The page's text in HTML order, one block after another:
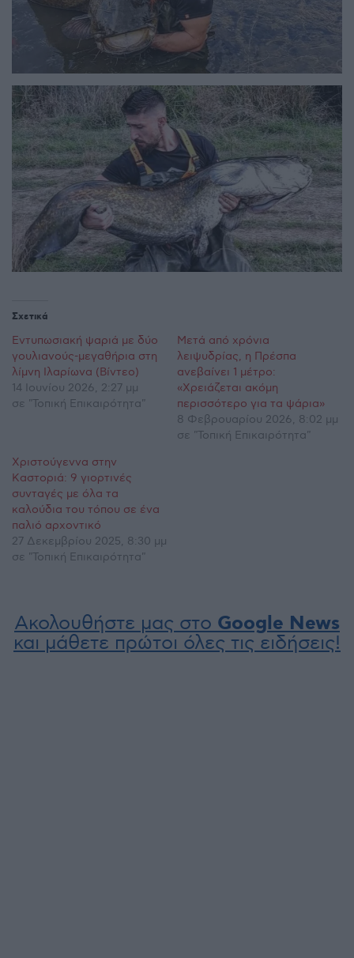
Σχετικά
Εντυπωσιακή ψαριά με δύο
γουλιανούς-μεγαθήρια στη
λίμνη Ιλαρίωνα (Βίντεο)
14 Ιουνίου 2026, 2:27 μμ
σε "Τοπική Επικαιρότητα"
Μετά από χρόνια
λειψυδρίας, η Πρέσπα
ανεβαίνει 1 μέτρο:
«Χρειάζεται ακόμη
περισσότερο για τα ψάρια»
8 Φεβρουαρίου 2026, 8:02 μμ
σε "Τοπική Επικαιρότητα"
Χριστούγεννα στην
Καστοριά: 9 γιορτινές
συνταγές με όλα τα
καλούδια του τόπου σε ένα
παλιό αρχοντικό
27 Δεκεμβρίου 2025, 8:30 μμ
σε "Τοπική Επικαιρότητα"
Ακολουθήστε μας στο Google News
και μάθετε πρώτοι όλες τις ειδήσεις!